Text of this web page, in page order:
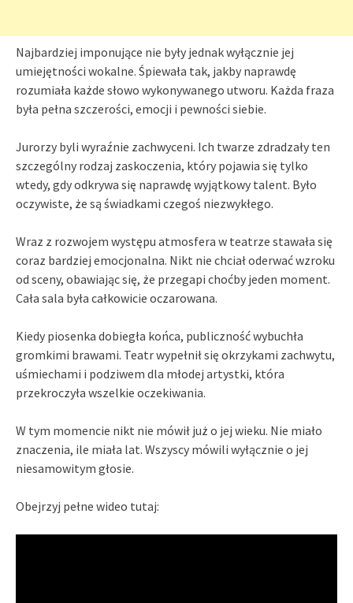
Najbardziej imponujące nie były jednak wyłącznie jej
umiejętności wokalne. Śpiewała tak, jakby naprawdę
rozumiała każde słowo wykonywanego utworu. Każda fraza
była pełna szczerości, emocji i pewności siebie.
Jurorzy byli wyraźnie zachwyceni. Ich twarze zdradzały ten
szczególny rodzaj zaskoczenia, który pojawia się tylko
wtedy, gdy odkrywa się naprawdę wyjątkowy talent. Było
oczywiste, że są świadkami czegoś niezwykłego.
Wraz z rozwojem występu atmosfera w teatrze stawała się
coraz bardziej emocjonalna. Nikt nie chciał oderwać wzroku
od sceny, obawiając się, że przegapi choćby jeden moment.
Cała sala była całkowicie oczarowana.
Kiedy piosenka dobiegła końca, publiczność wybuchła
gromkimi brawami. Teatr wypełnił się okrzykami zachwytu,
uśmiechami i podziwem dla młodej artystki, która
przekroczyła wszelkie oczekiwania.
W tym momencie nikt nie mówił już o jej wieku. Nie miało
znaczenia, ile miała lat. Wszyscy mówili wyłącznie o jej
niesamowitym głosie.
Obejrzyj pełne wideo tutaj: